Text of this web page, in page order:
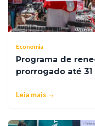
Economia
Programa de
prorrogado até
Leia mais →